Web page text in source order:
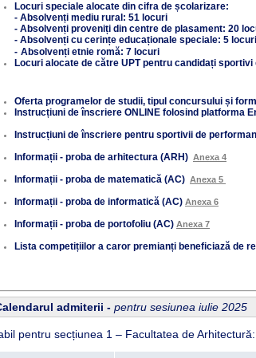
Locuri speciale alocate din cifra de școlarizare:
- Absolvenți mediu rural: 51 locuri
- Absolvenți proveniți din centre de plasament: 20
- Absolvenți cu cerințe educaționale speciale: 5 locuri
- Absolvenți etnie romă: 7 locuri
Locuri alocate de către UPT pentru candidați
Oferta programelor de studii, tipul concursului și
Instrucțiuni de înscriere ONLINE folosind platforma
Instrucțiuni de înscriere pentru sportivii de
Informații - proba de arhitectura (ARH) Anexa 4
Informații - proba de matematică (AC) Anexa 5
Informații - proba de informatică (AC) Anexa 6
Informații - proba de portofoliu (AC) Anexa 7
Lista competițiilor a caror premianți beneficiază de
admiterii - pentru sesiunea iulie 2025
pentru secțiunea 1 – Facultatea de Arhitectură: